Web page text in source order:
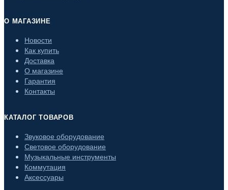
О МАГАЗИНЕ
Новости
Как купить
Доставка
О магазине
Гарантия
Контакты
КАТАЛОГ ТОВАРОВ
Звуковое оборудование
Световое оборудование
Музыкальные инструменты
Коммутация
Аксессуары